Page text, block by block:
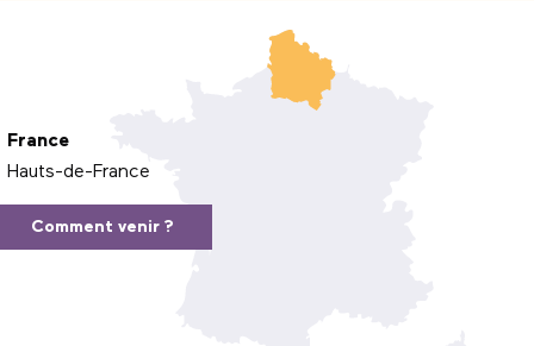
France
Hauts-de-France
Comment venir ?